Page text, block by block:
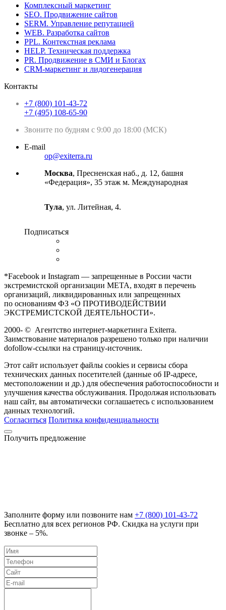
Комплексный маркетинг
SEO. Продвижение сайтов
SERM. Управление репутацией
WEB. Разработка сайтов
PPL. Контекстная реклама
HELP. Техническая поддержка
PR. Продвижение в СМИ и Блогах
CRM-маркетинг и лидогенерация
Контакты
+7 (800) 101-43-72
+7 (495) 108-65-90
Звоните по будням с 9:00 до 18:00 (МСК)
E-mail
op@exiterra.ru
Москва, Пресненская наб., д. 12, башня
«Федерация», 35 этаж м. Международная
Тула, ул. Литейная, 4.
Подписаться
*Facebook и Instagram — запрещенные в России части
экстремистской организации META, входят в перечень
организаций, ликвидированных или запрещенных
по основаниям ФЗ «О ПРОТИВОДЕЙСТВИИ
ЭКСТРЕМИСТСКОЙ ДЕЯТЕЛЬНОСТИ».
2000- © Агентство интернет-маркетинга Exiterra.
Заимствование материалов разрешено только при наличии
dofollow-ссылки на страницу-источник.
Этот сайт использует файлы cookies и сервисы сбора
технических данных посетителей (данные об IP-адресе,
местоположении и др.) для обеспечения работоспособности и
улучшения качества обслуживания. Продолжая использовать
наш сайт, вы автоматически соглашаетесь с использованием
данных технологий.
Согласиться Политика конфиденциальности
Получить предложение
Заполните форму или позвоните нам +7 (800) 101-43-72
Бесплатно для всех регионов РФ. Скидка на услуги при
звонке – 5%.